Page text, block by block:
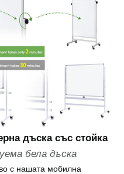
дъска със стойка
бела дъска
с нашата мобилна